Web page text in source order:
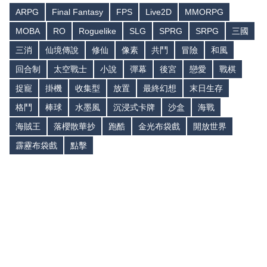
ARPG Final Fantasy FPS Live2D
MMORPG
MOBA
RO Roguelike SLG SPRG SRPG
三國
三消
仙境傳說 修仙 像素 共鬥 冒險
和風
回合制
太空戰士 小說 彈幕 後宮 戀愛
戰棋
捉寵
掛機 收集型 放置 最終幻想
末日生存
格鬥
棒球 水墨風 沉浸式卡牌 沙盒
海戰
海賊王
落櫻散華抄 跑酷 金光布袋戲
開放世界
霹靂布袋戲
點擊